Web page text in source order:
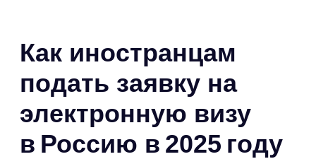
Как иностранцам
подать заявку на
электронную визу
в Россию в 2025 году